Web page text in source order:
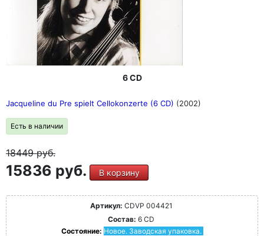
6 CD
Jacqueline du Pre spielt Cellokonzerte (6 CD) (2002)
Есть в наличии
18449руб.
15836 руб. В корзину
Артикул: CDVP 004421
Состав: 6 CD
Состояние: Новое. Заводская упаковка.